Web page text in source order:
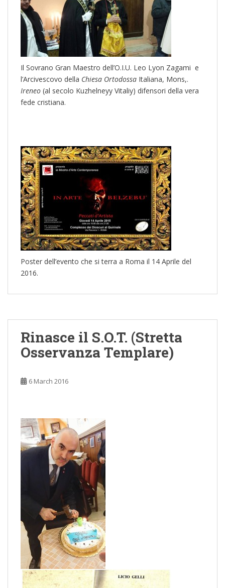
Il Sovrano Gran Maestro dell’O.I.U. Leo Lyon Zagami e
l’Arcivescovo della Chiesa Ortodossa Italiana, Mons,.
Ireneo (al secolo Kuzhelneyy Vitaliy) difensori della vera
fede cristiana.
Poster dell’evento che si terra a Roma il 14 Aprile del
2016.
Rinasce il S.O.T. (Stretta
Osservanza Templare)
6 March 2016